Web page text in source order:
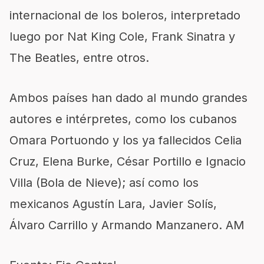
internacional de los boleros, interpretado
luego por Nat King Cole, Frank Sinatra y
The Beatles, entre otros.
Ambos países han dado al mundo grandes
autores e intérpretes, como los cubanos
Omara Portuondo y los ya fallecidos Celia
Cruz, Elena Burke, César Portillo e Ignacio
Villa (Bola de Nieve); así como los
mexicanos Agustín Lara, Javier Solís,
Álvaro Carrillo y Armando Manzanero. AM